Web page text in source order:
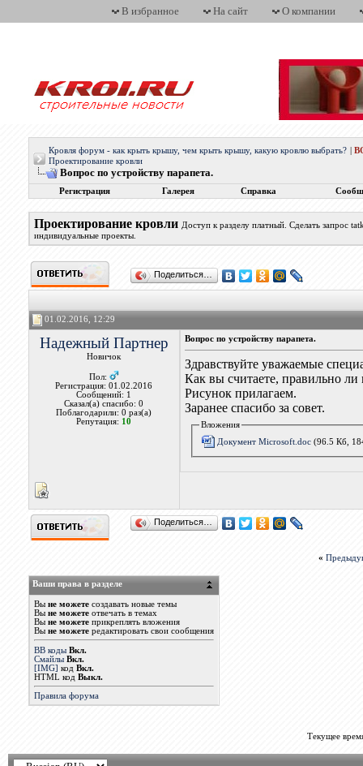
В избранное На сайт О компании
Кровля форум - как крыть крышу, чем крыть крышу, какую кровлю выбрать?
Проектирование кровли
Вопрос по устройству парапета.
Регистрация Галерея Справка
Проектирование кровли Доступ к разделу платный. Сделать запрос
индивидуальные проекты.
Поделиться…
01.02.2016, 12:29
Надежный Партнер
Новичок
Пол:
Регистрация: 01.02.2016
Сообщений: 1
Сказал(а) спасибо: 0
Поблагодарили: 0 раз(а)
Репутация: 10
Вопрос по устройству парапета.
Здравствуйте уважаемые
Как вы считаете, правильно
Рисунок прилагаем.
Заранее спасибо за совет.
Вложения
Документ Microsoft.doc (96.5 Кб,
Поделиться…
«
Ваши права в разделе
Вы не можетесоздавать новые темы
Вы не можетеотвечать в темах
Вы не можетеприкреплять вложения
Вы не можетередактировать свои сообщения
BB коды Вкл.
Смайлы Вкл.
[IMG] код Вкл.
HTML код Выкл.
Правила форума
Текущее